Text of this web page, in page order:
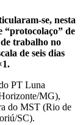
se, nesta
“protocolaço” de
trabalho no
de seis dias
PT Luna
MG),
do MST (Rio de
SC).